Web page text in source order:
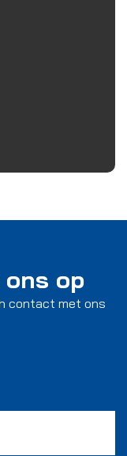
op
contact met ons